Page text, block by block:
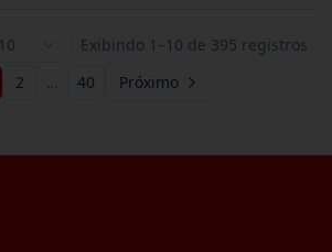
10 Exibindo 1 –10 de 395 registros
2 … 40 Próximo